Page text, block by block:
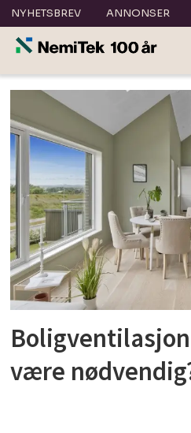
NYHETSBREV ANNONSER
Tag:
runar
danielsen
være